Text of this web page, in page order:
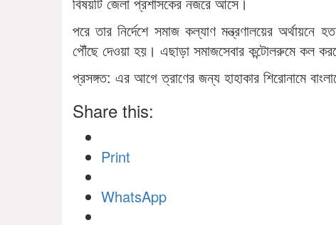
পরে তার নির্দেশে সমাজ কল্যাণ মন্ত্রণালয়ের অর্থায়নে
পৌঁছে দেওয়া হয়। এছাড়া সমাজসেবার কন্টোলরুমে কল
প্রসঙ্গত: এর আগে ত্রাণের জন্য হাহাকার শিরোনামে
Share this:
Print
WhatsApp